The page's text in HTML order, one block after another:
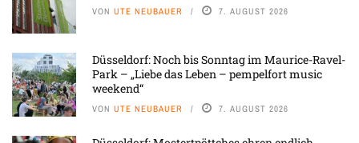
VON UTE NEUBAUER 7. AUGUST 2026
Düsseldorf: Noch bis Sonntag im Maurice-Ravel-
Park – „Liebe das Leben – pempelfort music
weekend“
VON UTE NEUBAUER 7. AUGUST 2026